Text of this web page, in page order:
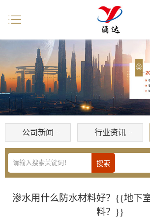
公司新闻 行业资讯
渗水用什么防水材料好？{{地下
料？}}
